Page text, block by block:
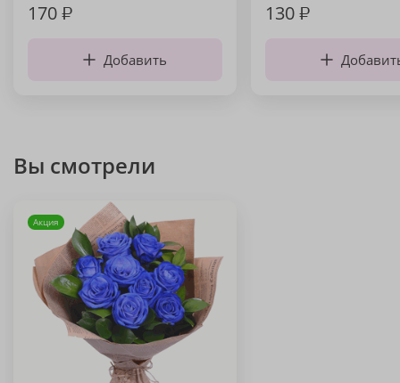
170₽
Добавить
130₽
Вы смотрели
Акция